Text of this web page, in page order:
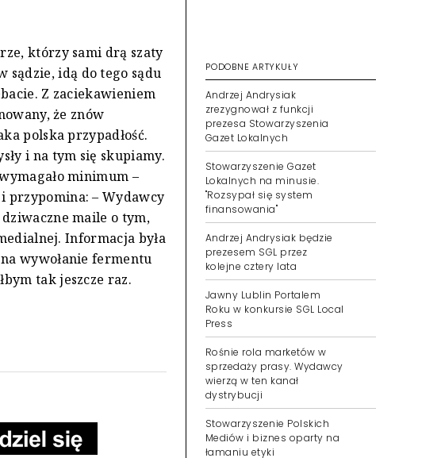
którzy sami drą szaty
sądzie, idą do tego sądu
Z zaciekawieniem
że znów
polska przypadłość.
i na tym się skupiamy.
minimum –
przypomina: – Wydawcy
maile o tym,
Informacja była
wywołanie fermentu
tak jeszcze raz.
PODOBNE ARTYKUŁY
Andrzej Andrysiak
zrezygnował z funkcji
prezesa Stowarzyszenia
Gazet Lokalnych
Stowarzyszenie Gazet
Lokalnych na minusie.
"Rozsypał się system
finansowania"
Andrzej Andrysiak będzie
prezesem SGL przez
kolejne cztery lata
Jawny Lublin Portalem
Roku w konkursie SGL Local
Press
Rośnie rola marketów w
sprzedaży prasy. Wydawcy
wierzą w ten kanał
dystrybucji
Stowarzyszenie Polskich
Mediów i biznes oparty na
łamaniu etyki